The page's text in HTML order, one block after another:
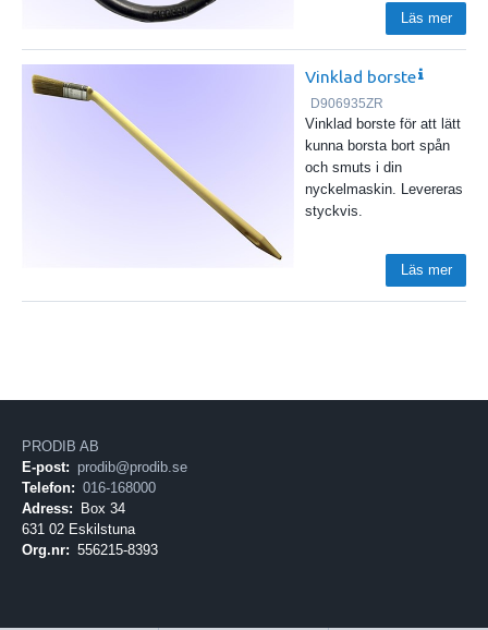
Läs mer
Vinklad borste
D906935ZR
Vinklad borste för att lätt
kunna borsta bort spån
och smuts i din
nyckelmaskin. Levereras
styckvis.
Läs mer
PRODIB AB
E-post: prodib@prodib.se
Telefon: 016-168000
Adress:
Box 34
631 02 Eskilstuna
Org.nr: 556215-8393